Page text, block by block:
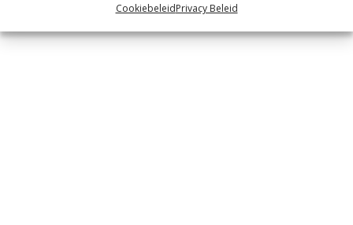
CookiebeleidPrivacy Beleid